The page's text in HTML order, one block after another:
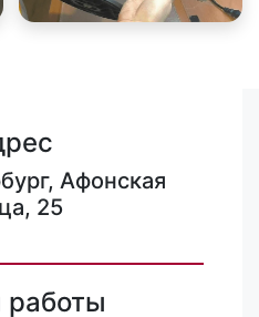
Афонская
25
работы